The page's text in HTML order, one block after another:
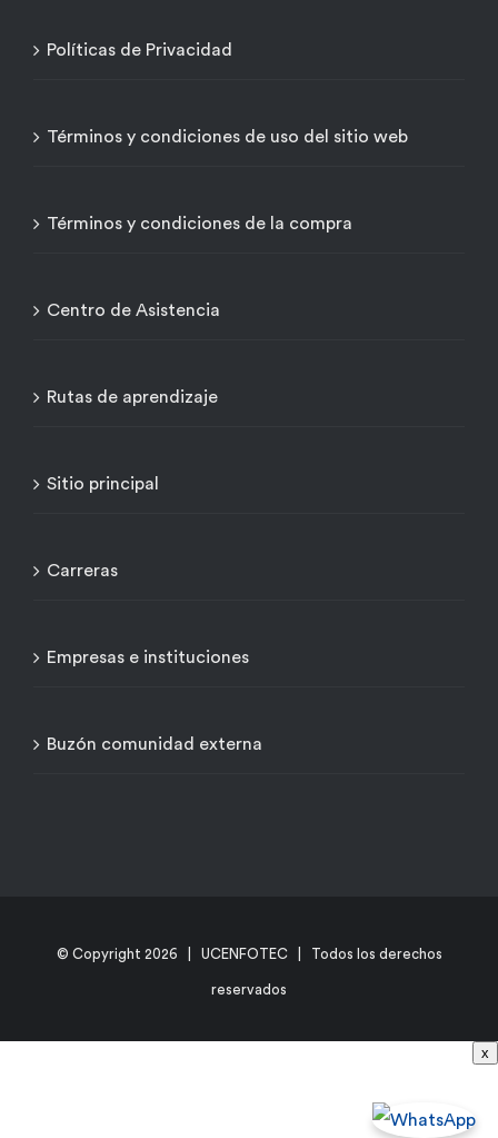
Políticas de Privacidad
Términos y condiciones de uso del sitio web
Términos y condiciones de la compra
Centro de Asistencia
Rutas de aprendizaje
Sitio principal
Carreras
Empresas e instituciones
Buzón comunidad externa
© Copyright 2026 | UCENFOTEC | Todos los derechos
reservados
x